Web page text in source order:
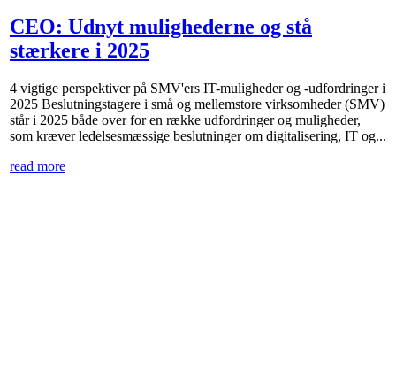
CEO: Udnyt mulighederne og stå
stærkere i 2025
4 vigtige perspektiver på SMV'ers IT-muligheder og -udfordringer i
2025 Beslutningstagere i små og mellemstore virksomheder (SMV)
står i 2025 både over for en række udfordringer og muligheder,
som kræver ledelsesmæssige beslutninger om digitalisering, IT og...
read more